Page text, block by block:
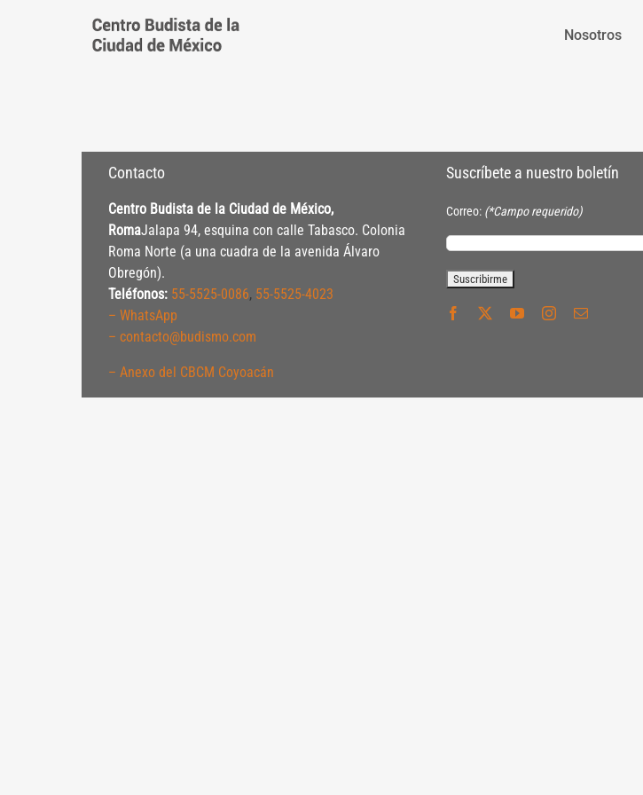
Nosotros
Contacto
Centro Budista de la Ciudad de México,
RomaJalapa 94, esquina con calle Tabasco. Colonia
Roma Norte (a una cuadra de la avenida Álvaro
Obregón).
Teléfonos: 55-5525-0086, 55-5525-4023
– WhatsApp
– contacto@budismo.com
– Anexo del CBCM Coyoacán
Suscríbete a nuestro boletín
Correo: (*Campo requerido)